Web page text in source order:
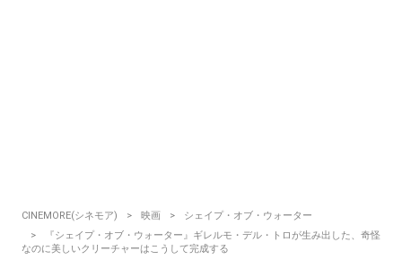
CINEMORE(シネモア) 映画
シェイプ・オブ・ウォーター
『シェイプ・オブ・ウォーター』ギレルモ・デル・トロが生み出した、奇怪
なのに美しいクリーチャーはこうして完成する